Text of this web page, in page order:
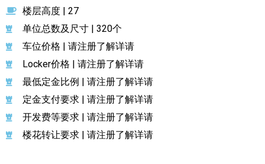
楼层高度 | 27
单位总数及尺寸 | 320个
车位价格 | 请注册了解详请
Locker价格 | 请注册了解详请
最低定金比例 | 请注册了解详请
定金支付要求 | 请注册了解详请
开发费等要求 | 请注册了解详请
楼花转让要求 | 请注册了解详请